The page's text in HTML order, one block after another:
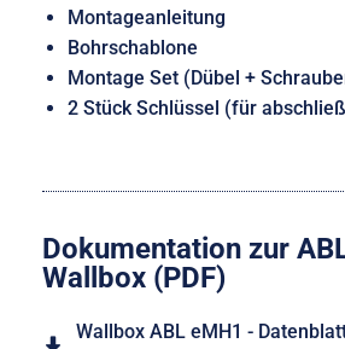
Montageanleitung
Bohrschablone
Montage Set (Dübel +
2 Stück Schlüssel (für
Dokumentation zur
Wallbox (PDF)
Wallbox ABL eMH1 -